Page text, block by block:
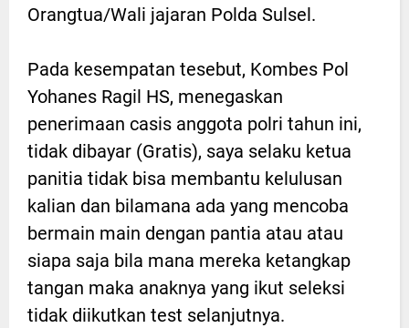
Orangtua/Wali jajaran Polda Sulsel.
Pada kesempatan tesebut, Kombes Pol
Yohanes Ragil HS, menegaskan
penerimaan casis anggota polri tahun ini,
tidak dibayar (Gratis), saya selaku ketua
panitia tidak bisa membantu kelulusan
kalian dan bilamana ada yang mencoba
bermain main dengan pantia atau atau
siapa saja bila mana mereka ketangkap
tangan maka anaknya yang ikut seleksi
tidak diikutkan test selanjutnya.